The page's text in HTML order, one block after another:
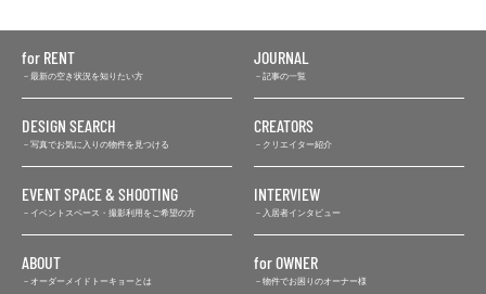
for RENT
最新の空き状況を知りたい方
JOURNAL
記事の一覧
DESIGN SEARCH
写真でお気に入りの物件を見つける
CREATORS
クリエイター紹介
EVENT SPACE & SHOOTING
イベントスペース・撮影利用をご希望の方
INTERVIEW
入居者インタビュー
ABOUT
オーダーメイドトーキョーとは
for OWNER
物件でお困りのオーナー様